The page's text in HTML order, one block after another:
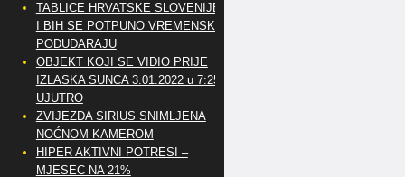
TABLICE HRVATSKE SLOVENIJE
I BIH SE POTPUNO VREMENSKI
PODUDARAJU
OBJEKT KOJI SE VIDIO PRIJE
IZLASKA SUNCA 3.01.2022 u 7:25
UJUTRO
ZVIJEZDA SIRIUS SNIMLJENA
NOĆNOM KAMEROM
HIPER AKTIVNI POTRESI –
MJESEC NA 21%